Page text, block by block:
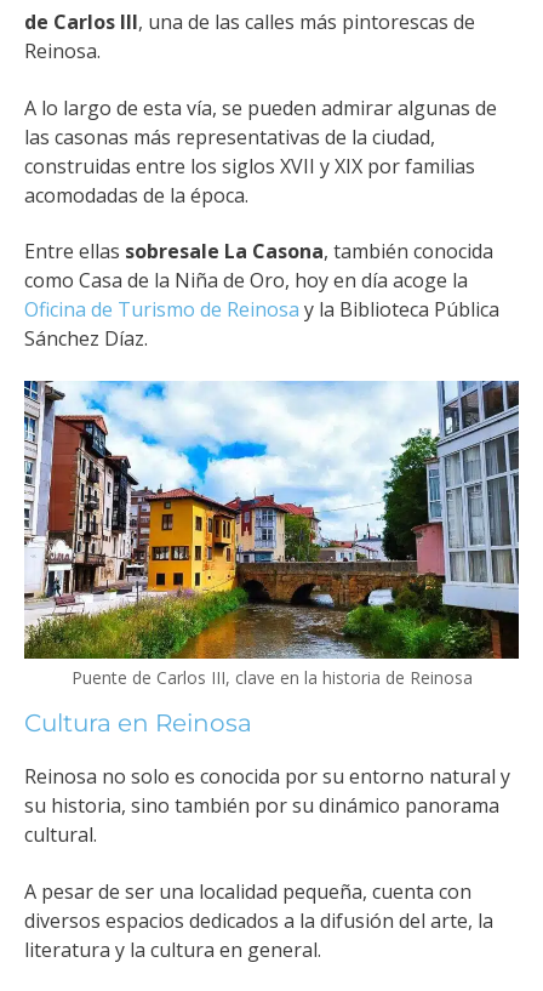
de Carlos III, una de las calles más pintorescas de
Reinosa.
A lo largo de esta vía, se pueden admirar algunas de
las casonas más representativas de la ciudad,
construidas entre los siglos XVII y XIX por familias
acomodadas de la época.
Entre ellas sobresale La Casona, también conocida
como Casa de la Niña de Oro, hoy en día acoge la
Oficina de Turismo de Reinosa y la Biblioteca Pública
Sánchez Díaz.
Puente de Carlos III, clave en la historia de Reinosa
Cultura en Reinosa
Reinosa no solo es conocida por su entorno natural y
su historia, sino también por su dinámico panorama
cultural.
A pesar de ser una localidad pequeña, cuenta con
diversos espacios dedicados a la difusión del arte, la
literatura y la cultura en general.